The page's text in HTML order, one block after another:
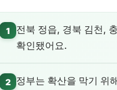
1
전북 정읍, 경북 김천,
확인됐어요.
2
정부는 확산을 막기 위